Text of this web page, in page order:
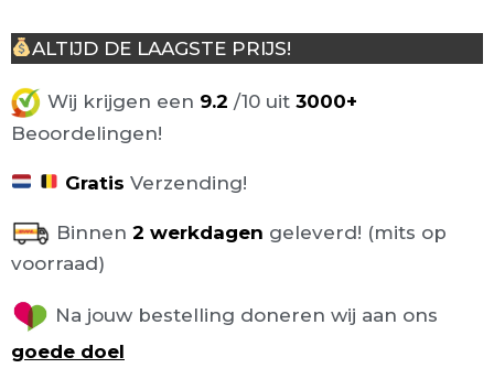
ALTIJD DE LAAGSTE PRIJS!
Wij krijgen een 9.2 /10 uit 3000+
Beoordelingen!
Gratis Verzending!
Binnen 2 werkdagen geleverd! (mits op
voorraad)
Na jouw bestelling doneren wij aan ons
goede doel